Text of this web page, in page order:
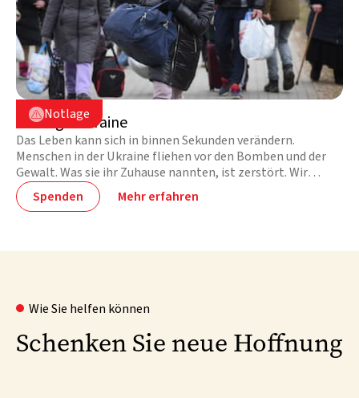
 Notlage
Ukraine
Notlage Ukraine
Das Leben kann sich in binnen Sekunden verändern.
Menschen in der Ukraine fliehen vor den Bomben und der
Gewalt. Was sie ihr Zuhause nannten, ist zerstört. Wir
helfen vor Ort.
Spenden Mehr erfahren
Wie Sie helfen können
Schenken Sie neue Hoffnung